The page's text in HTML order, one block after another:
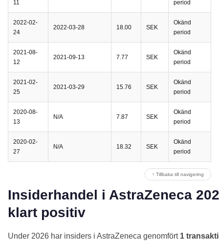
11
period
2022-02-
24
2022-03-28 18.00 SEK
Okänd
period
2021-08-
12
2021-09-13 7.77 SEK
Okänd
period
2021-02-
25
2021-03-29 15.76 SEK
Okänd
period
2020-08-
13
N/A 7.87 SEK
Okänd
period
2020-02-
27
N/A 18.32 SEK
Okänd
period
↑ Tillbaka till navigering
Insiderhandel i AstraZeneca
klart positiv
Under 2026 har insiders i AstraZeneca genomfört 1